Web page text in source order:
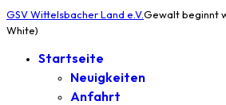
GSV Wittelsbacher Land e.V.Gewalt beginnt
White)
Startseite
Neuigkeiten
Anfahrt